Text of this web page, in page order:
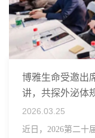
博雅生命受邀出
讲，共探外泌体
2026.03.25
近日，2026第二十